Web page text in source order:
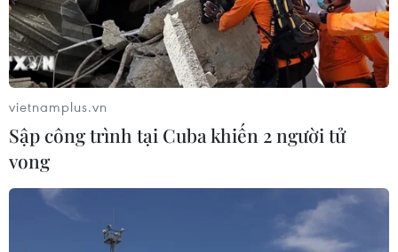
vietnamplus.vn
Sập công trình tại Cuba khiến 2 người tử
vong